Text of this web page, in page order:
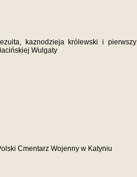
kaznodzieja królewski i pierwszy
Wulgaty
Cmentarz Wojenny w Katyniu